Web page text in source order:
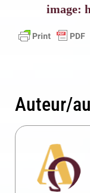
image:
Auteur/